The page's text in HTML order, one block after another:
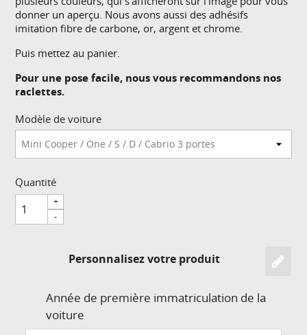
donner un aperçu. Nous avons aussi des adhésifs
imitation fibre de carbone, or, argent et chrome.
Puis mettez au panier.
Pour une pose facile, nous vous recommandons nos
raclettes.
Modèle de voiture
Quantité
+
-
Personnalisez votre produit
Année de première immatriculation de la
voiture